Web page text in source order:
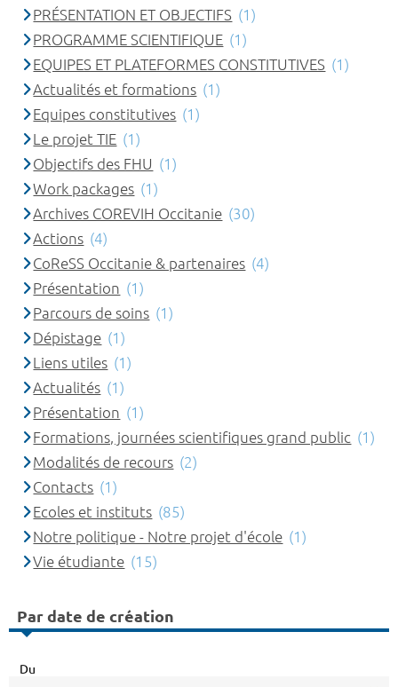
PRÉSENTATION ET OBJECTIFS (1)
PROGRAMME SCIENTIFIQUE (1)
EQUIPES ET PLATEFORMES CONSTITUTIVES (1)
Actualités et formations (1)
Equipes constitutives (1)
Le projet TIE (1)
Objectifs des FHU (1)
Work packages (1)
Archives COREVIH Occitanie (30)
Actions (4)
CoReSS Occitanie & partenaires (4)
Présentation (1)
Parcours de soins (1)
Dépistage (1)
Liens utiles (1)
Actualités (1)
Présentation (1)
Formations, journées scientifiques grand public (1)
Modalités de recours (2)
Contacts (1)
Ecoles et instituts (85)
Notre politique - Notre projet d'école (1)
Vie étudiante (15)
Par date de création
Du